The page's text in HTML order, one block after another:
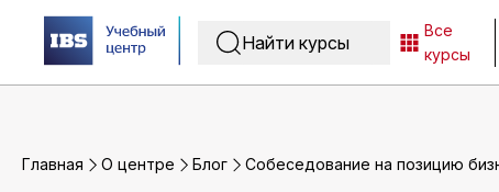
Все
курсы
Главная O центре Блог Собеседование на позицию